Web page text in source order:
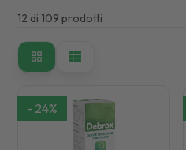
12 di 109 prodotti
- 24%